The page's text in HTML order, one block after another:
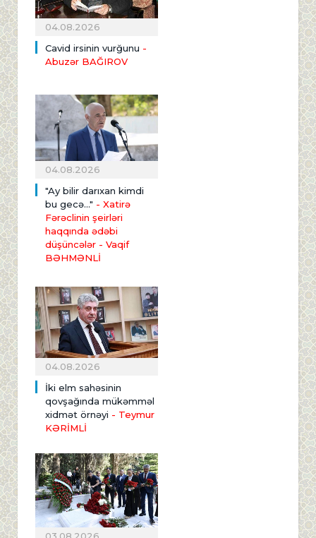
04.08.2026
Cavid irsinin vurğunu -
Abuzər BAĞIROV
04.08.2026
"Ay bilir darıxan kimdi
bu gecə..." - Xatirə
Fərəclinin şeirləri
haqqında ədəbi
düşüncələr - Vaqif
BƏHMƏNLİ
04.08.2026
İki elm sahəsinin
qovşağında mükəmməl
xidmət örnəyi - Teymur
KƏRİMLİ